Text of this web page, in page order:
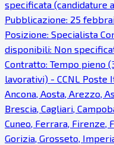
specificata (candidature
Pubblicazione: 25
Posizione: Specialista
disponibili: Non
Contratto: Tempo pieno
lavorativi) - CCNL Poste
Ancona, Aosta, Arezzo,
Brescia, Cagliari,
Cuneo, Ferrara, Firenze,
Gorizia, Grosseto,